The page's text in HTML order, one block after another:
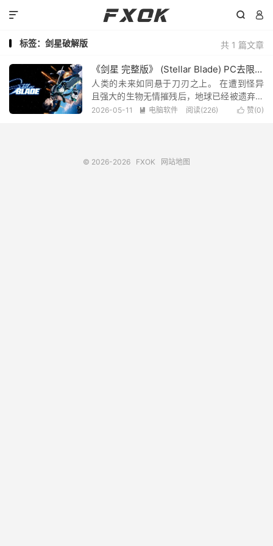
 

共 1 篇文章
标签：剑星破解版
《剑星 完整版》 (Stellar Blade) PC去限制版，原版镜像+Stellar Blade crack by voices38文件_附安装游玩教程
人类的未来如同悬于刀刃之上。 在遭到怪异
且强大的生物无情摧残后，地球已经被遗弃。
残存的遭到屠杀的人类被迫逃往外太空的殖民
 赞(0)
2026-05-11  电脑软件 阅读(226)
© 2026-2026 FXOK 网站地图